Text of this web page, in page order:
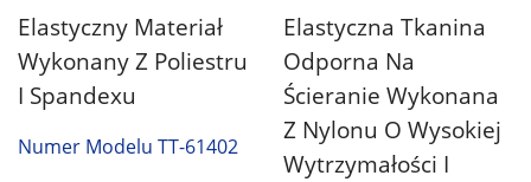
Elastyczny Materiał
Wykonany Z Poliestru
I Spandexu
Numer Modelu TT-61402
Elastyczna Tkanina
Odporna Na
Ścieranie Wykonana
Z Nylonu O Wysokiej
Wytrzymałości I